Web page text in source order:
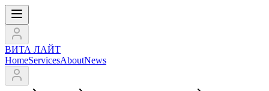
ВИТА ЛАЙТ
HomeServicesAboutNews